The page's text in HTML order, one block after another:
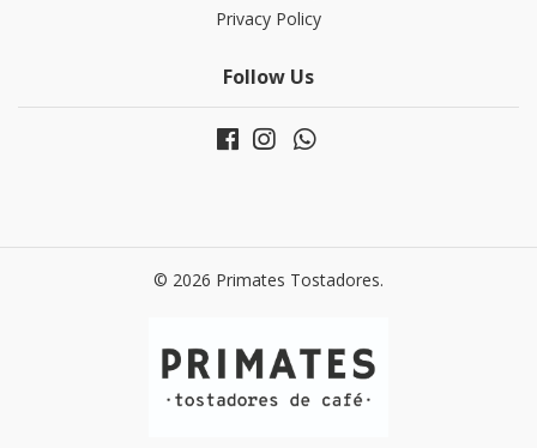
Privacy Policy
Follow Us
© 2026 Primates Tostadores.